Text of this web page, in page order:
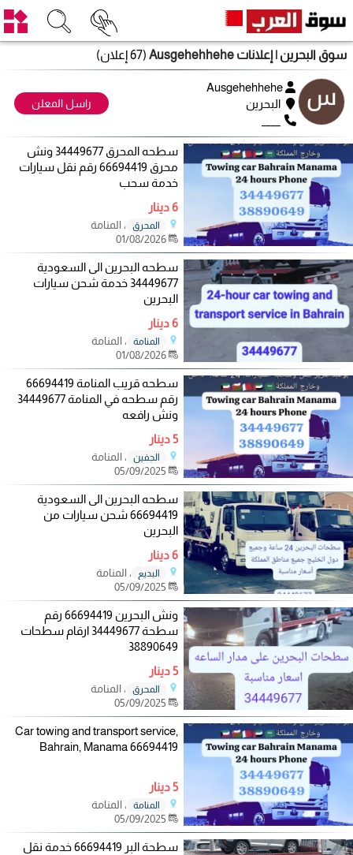
سوق البحرين | إعلانات Ausgehehhehe (67 إعلان)
البحرين
راسل المعلن
سطحه المحرق 34449677 ونش
محرق 66694419 رقم نقل سيارات
خدمة سحب
6 دينار
المحرق
، المنامة
01/08/2026
سطحه البحرين الى السعودية
34449677 خدمة شحن سيارات
البحرين
6 دينار
المنامة
، المنامة
01/08/2026
سطحه قريب المنامة 66694419
رقم سطحه في المنامة 34449677
ونش رافعه
5 دينار
الجفين
، المنامة
سطحه البحرين الى السعودية
66694419 شحن سيارات من
البحرين
6 دينار
البديع
، المنامة
ونش البحرين 66694419 رقم
سطحة 34449677 ارقام سطحات
38890649
5 دينار
المحرق
، المنامة
Car towing and transport service,
Bahrain, Manama 66694419
5 دينار
المنامة
، المنامة
سطحة البر 66694419 خدمة نقل